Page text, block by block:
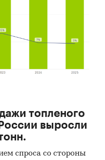
топленого
выросли
спроса со стороны